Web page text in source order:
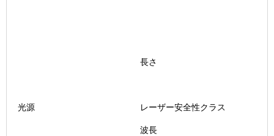
長さ
光源 レーザー安全性クラス
波長